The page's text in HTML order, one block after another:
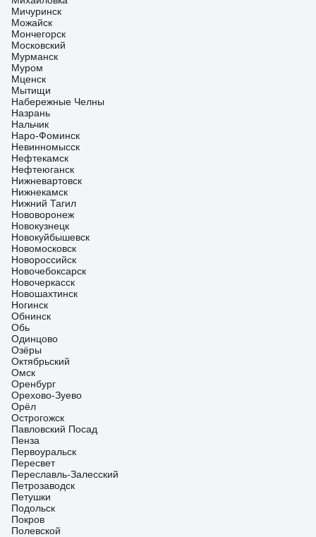
Мичуринск
Можайск
Мончегорск
Московский
Мурманск
Муром
Мценск
Мытищи
Набережные Челны
Назрань
Нальчик
Наро-Фоминск
Невинномысск
Нефтекамск
Нефтеюганск
Нижневартовск
Нижнекамск
Нижний Тагил
Нововоронеж
Новокузнецк
Новокуйбышевск
Новомосковск
Новороссийск
Новочебоксарск
Новочеркасск
Новошахтинск
Ногинск
Обнинск
Обь
Одинцово
Озёры
Октябрьский
Омск
Оренбург
Орехово-Зуево
Орёл
Острогожск
Павловский Посад
Пенза
Первоуральск
Пересвет
Переславль-Залесский
Петрозаводск
Петушки
Подольск
Покров
Полевской